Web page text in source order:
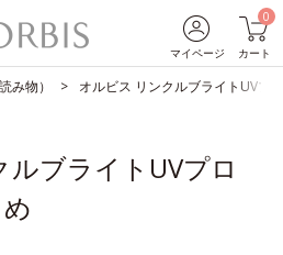
マイページ
0
カート
み物） オルビス リンクルブライトUVプ
ブライトUVプロ